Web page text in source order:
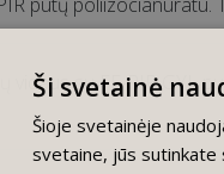
vidaus su FF-PIR GYL
Ši svetainė
Šioje svetainėje
svetaine, jūs sutinkate